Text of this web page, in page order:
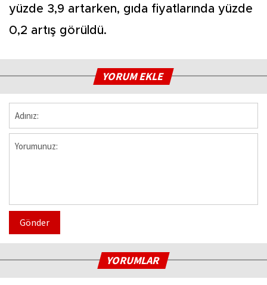
yüzde 3,9 artarken, gıda fiyatlarında yüzde
0,2 artış görüldü.
YORUM EKLE
Gönder
YORUMLAR